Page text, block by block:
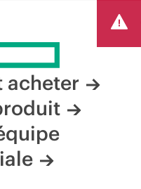
acheter